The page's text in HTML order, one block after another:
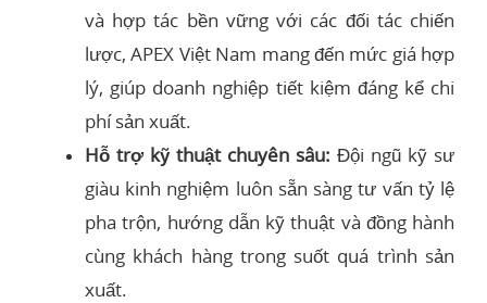
và hợp tác bền vững với các đối tác chiến
lược, APEX Việt Nam mang đến mức giá hợp
lý, giúp doanh nghiệp tiết kiệm đáng kể chi
phí sản xuất.
Hỗ trợ kỹ thuật chuyên sâu: Đội ngũ kỹ sư
giàu kinh nghiệm luôn sẵn sàng tư vấn tỷ lệ
pha trộn, hướng dẫn kỹ thuật và đồng hành
cùng khách hàng trong suốt quá trình sản
xuất.